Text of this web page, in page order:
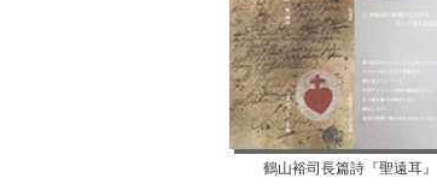
鶴山裕司長篇詩『聖遠耳』